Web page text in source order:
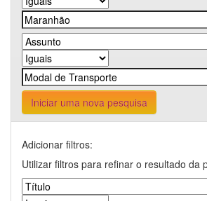
Iniciar uma nova pesquisa
Adicionar filtros:
Utilizar filtros para refinar o resultado da